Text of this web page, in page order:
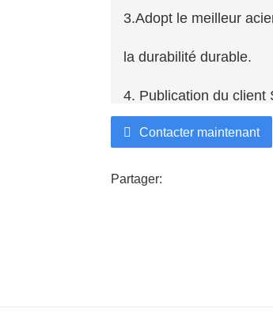
3.Adopt le meilleur
la durabilité durable.
4. Publication du client
5. Service de vente et
tout moment.
Contacter maintenant
Partager: